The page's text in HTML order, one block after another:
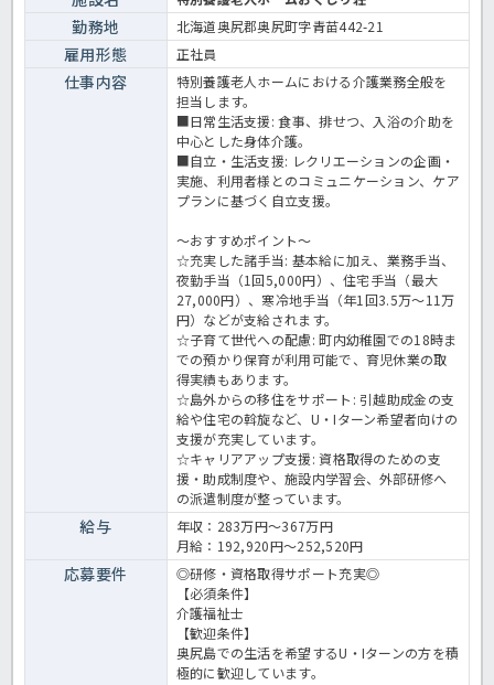
勤務地 北海道奥尻郡奥尻町字青苗442-21
雇用形態 正社員
仕事内容
特別養護老人ホームにおける介護業務全般を
担当します。
■日常生活支援: 食事、排せつ、入浴の介助を
中心とした身体介護。
■自立・生活支援: レクリエーションの企画・
実施、利用者様とのコミュニケーション、ケア
プランに基づく自立支援。
～おすすめポイント～
☆充実した諸手当: 基本給に加え、業務手当、
夜勤手当（1回5,000円）、住宅手当（最大
27,000円）、寒冷地手当（年1回3.5万〜11万
円）などが支給されます。
☆子育て世代への配慮: 町内幼稚園での18時ま
での預かり保育が利用可能で、育児休業の取
得実績もあります。
☆島外からの移住をサポート: 引越助成金の支
給や住宅の斡旋など、U・Iターン希望者向けの
支援が充実しています。
☆キャリアアップ支援: 資格取得のための支
援・助成制度や、施設内学習会、外部研修へ
の派遣制度が整っています。
給与
年収：283万円～367万円
月給：192,920円～252,520円
応募要件
◎研修・資格取得サポート充実◎
【必須条件】
介護福祉士
【歓迎条件】
奥尻島での生活を希望するU・Iターンの方を積
極的に歓迎しています。